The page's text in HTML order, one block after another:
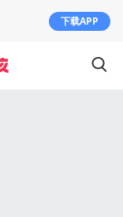
下载APP